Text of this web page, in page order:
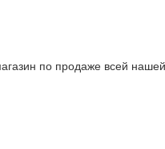
по продаже всей